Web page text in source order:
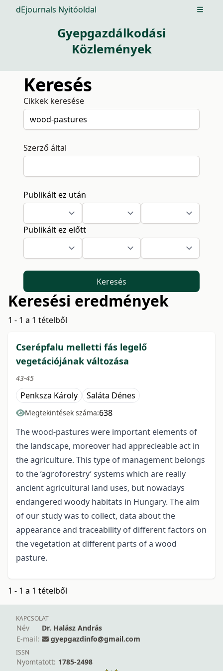
dEjournals Nyitóoldal Open
Gyepgazdálkodási
Közlemények
Keresés
Cikkek keresése
Szerző által
Publikált ez után
Publikált ez előtt
Keresés
Keresési eredmények
1 - 1 a 1 tételből
Cserépfalu melletti fás legelő
vegetációjának változása
43-45
Penksza Károly Saláta Dénes
Megtekintések száma:638
The wood-pastures were important elements of
the landscape, moreover had apprecieable act in
the agriculture. This type of management belongs
to the ’agroforestry’ systems which are really
ancient agricultural land uses, but nowadays
endangered woody habitats in Hungary. The aim
of our study was to collect, data about the
appearance and traceability of different factors on
the vegetation at different parts of a wood
pasture.
1 - 1 a 1 tételből
KAPCSOLAT
Név
Dr. Halász András
E-mail:
gyepgazdinfo@gmail.com
ISSN
Nyomtatott: 1785-2498